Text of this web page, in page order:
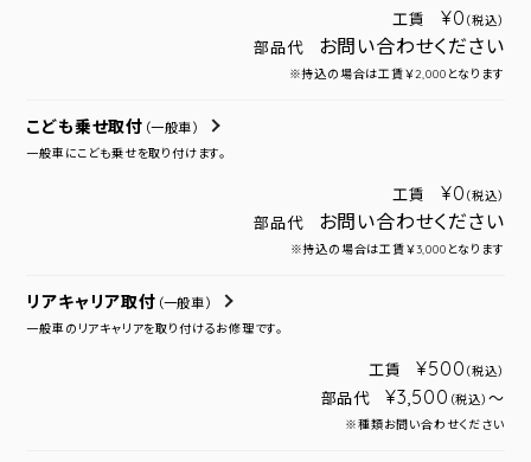
工賃 ¥0 （税込）
部品代 お問い合わせください
※持込の場合は工賃￥2,000となります
こども乗せ取付 （一般車）
一般車にこども乗せを取り付けます。
工賃 ¥0 （税込）
部品代 お問い合わせください
※持込の場合は工賃￥3,000となります
リアキャリア取付 （一般車）
一般車のリアキャリアを取り付けるお修理です。
工賃 ¥500 （税込）
部品代 ¥3,500 （税込） ～
※種類お問い合わせください